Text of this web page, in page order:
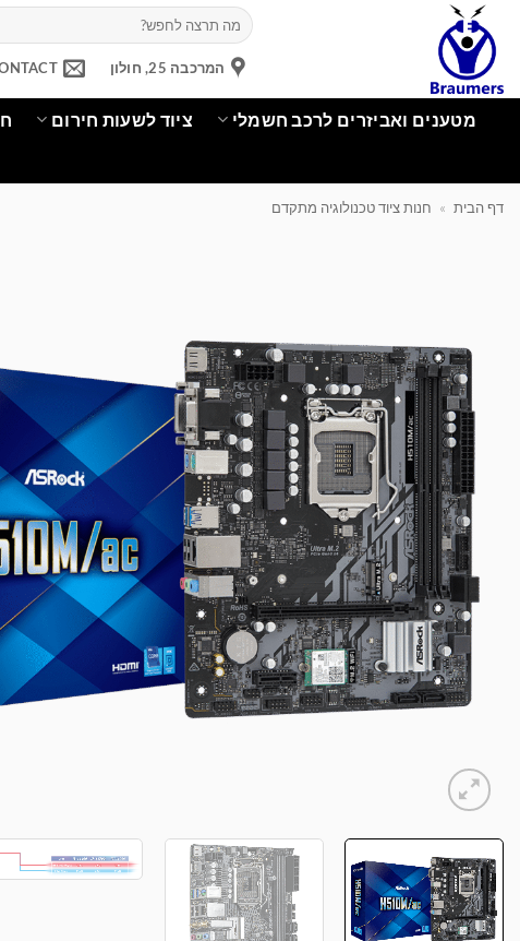
content
חיפוש
עבור:
המרכבה 25, חולון
מטענים ואביזרים לרכב חשמלי ציוד לשעות חירום
דף הבית » חנות ציוד טכנולוגיה מתקדם